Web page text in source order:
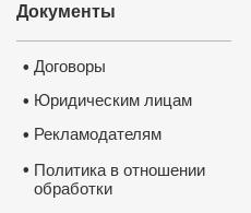
Документы
• Договоры
• Юридическим лицам
• Рекламодателям
• Политика в отношении
обработки